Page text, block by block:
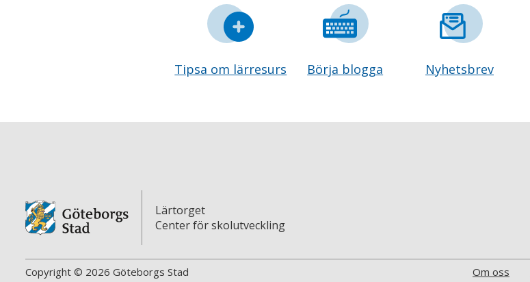
Tipsa om lärresurs Börja blogga Nyhetsbrev
Lärtorget
Center för skolutveckling
Copyright © 2026 Göteborgs Stad Om oss